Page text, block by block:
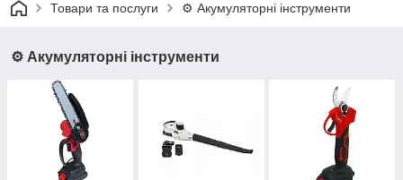
Товари та послуги ⚙️ Акумуляторні інструменти
⚙️ Акумуляторні інструменти